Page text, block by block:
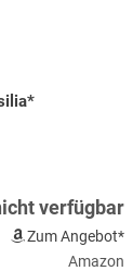
verfügbar
Zum Angebot*
Amazon